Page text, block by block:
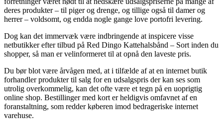
deres produkter – til piger og drenge, og tillige også til damer og
herrer – voldsomt, og endda nogle gange love portofri levering.
Dog kan det immervæk være indbringende at inspicere visse
netbutikker efter tilbud på Red Dingo Kattehalsbånd – Sort inden du
shopper, så man er velinformeret til at opnå den laveste pris.
Du bør blot være årvågen med, at i tilfælde af at en internet butik
forhandler produkter til salg for en udsalgspris der kan ses som
utrolig overkommelig, kan det ofte være et tegn på en uoprigtig
online shop. Bestillinger med kort er heldigvis omfavnet af en
foranstaltning, som redder køberen imod bedrageriske internet
varehuse.